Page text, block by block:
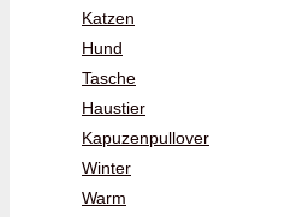
Katzen
Hund
Tasche
Haustier
Kapuzenpullover
Winter
Warm